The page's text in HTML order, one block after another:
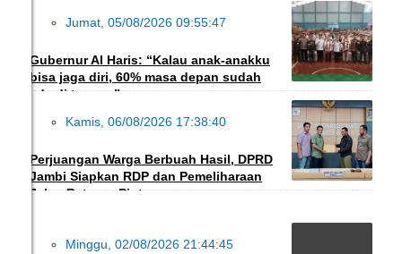
DAERAH
Jumat, 05/08/2026 09:55:47
Gubernur Al Haris: “Kalau anak-anakku
bisa jaga diri, 60% masa depan sudah
ada di tangan”
DAERAH
Kamis, 06/08/2026 17:38:40
Perjuangan Warga Berbuah Hasil, DPRD
Jambi Siapkan RDP dan Pemeliharaan
Jalan Betung–Pintas
DAERAH
Minggu, 02/08/2026 21:44:45